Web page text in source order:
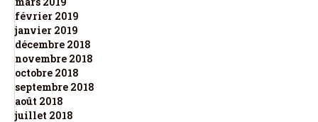
février 2019
janvier 2019
décembre 2018
novembre 2018
octobre 2018
septembre 2018
août 2018
juillet 2018